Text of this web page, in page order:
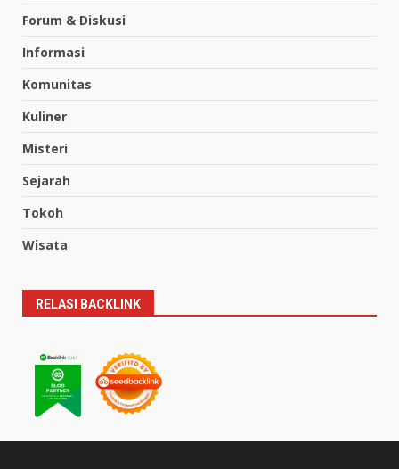
Forum & Diskusi
Informasi
Komunitas
Kuliner
Misteri
Sejarah
Tokoh
Wisata
RELASI BACKLINK